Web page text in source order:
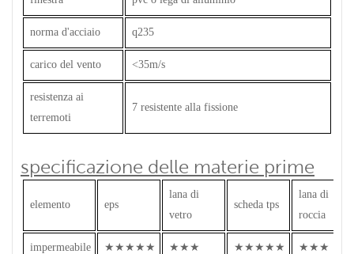
norma d'acciaio q235
carico del vento <35m/s
resistenza ai
terremoti
7 resistente alla fissione
specificazione delle materie prime
elemento eps
lana di
vetro
scheda tps
lana di
roccia
impermeabile ★★★★★ ★★★ ★★★★★ ★★★